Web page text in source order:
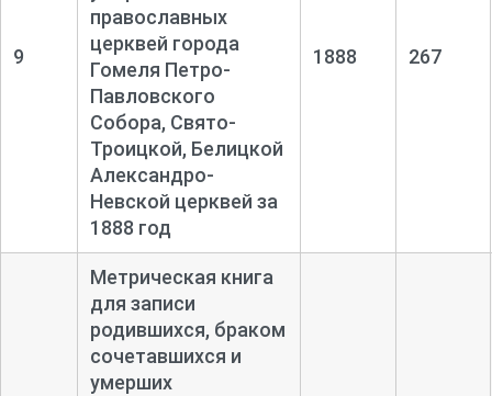
9
православных
церквей города
Гомеля Петро-
Павловского
Собора, Свято-
Троицкой, Белицкой
Александро-
Невской церквей за
1888 год
1888 267
Метрическая книга
для записи
родившихся, браком
сочетавшихся и
умерших